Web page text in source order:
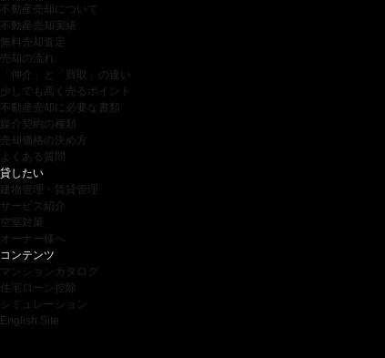
不動産売却について
不動産売却実績
無料売却査定
売却の流れ
「仲介」と「買取」の違い
少しでも高く売るポイント
不動産売却に必要な書類
媒介契約の種類
売却価格の決め方
よくある質問
貸したい
建物管理・賃貸管理
サービス紹介
空室対策
オーナー様へ
コンテンツ
マンションカタログ
住宅ローン控除
シミュレーション
English Site